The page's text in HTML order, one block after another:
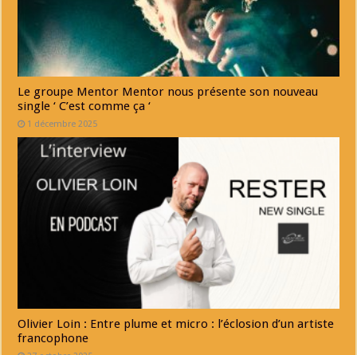
Le groupe Mentor Mentor nous présente son nouveau
single ‘ C’est comme ça ‘
1 décembre 2025
Olivier Loin : Entre plume et micro : l’éclosion d’un artiste
francophone